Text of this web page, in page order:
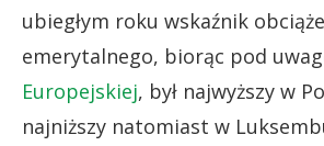
ubiegłym roku wskaźnik
emerytalnego, biorąc pod
Europejskiej, był najwyższy w
najniższy natomiast w